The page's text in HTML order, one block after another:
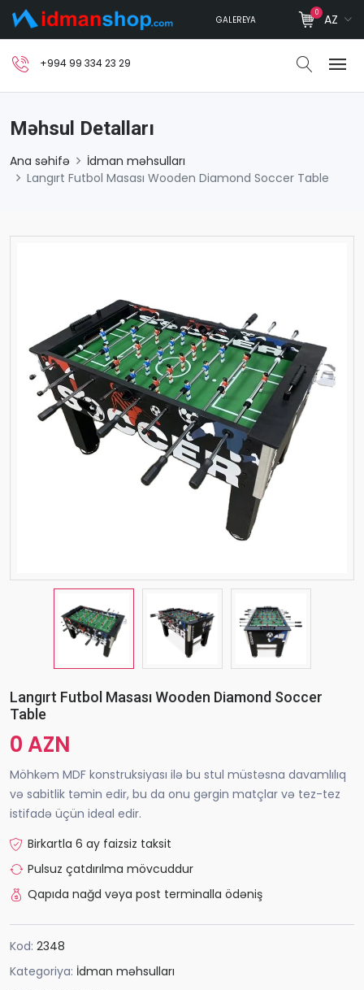
GALEREYA
0 AZ
+994 99 334 23 29
Məhsul Detalları
Ana səhifə
İdman məhsulları
Langırt Futbol Masası Wooden Diamond Soccer Table
Langırt Futbol Masası Wooden Diamond Soccer
Table
0 AZN
Möhkəm MDF konstruksiyası ilə bu stul müstəsna davamlılıq
və sabitlik təmin edir, bu da onu gərgin matçlar və tez-tez
istifadə üçün ideal edir.
Birkartla 6 ay faizsiz taksit
Pulsuz çatdırılma mövcuddur
Qapıda nağd vəya post terminalla ödəniş
Kod: 2348
Kategoriya: İdman məhsulları